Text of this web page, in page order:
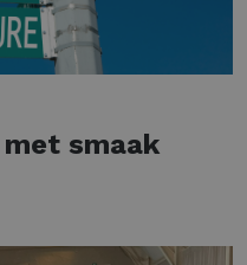
smaak